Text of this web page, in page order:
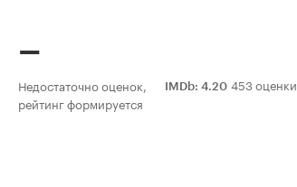
–
Недостаточно оценок,
рейтинг формируется
IMDb: 4.20 453 оценки